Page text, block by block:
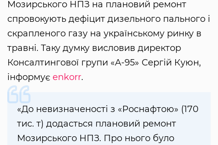
Мозирського НПЗ на плановий ремонт
спровокують дефіцит дизельного пального і
скрапленого газу на українському ринку в
травні. Таку думку висловив директор
Консалтингової групи «А-95» Сергій Куюн,
інформує enkorr.
«До невизначеності з «Роснафтою» (170
тис. т) додасться плановий ремонт
Мозирського НПЗ. Про нього було